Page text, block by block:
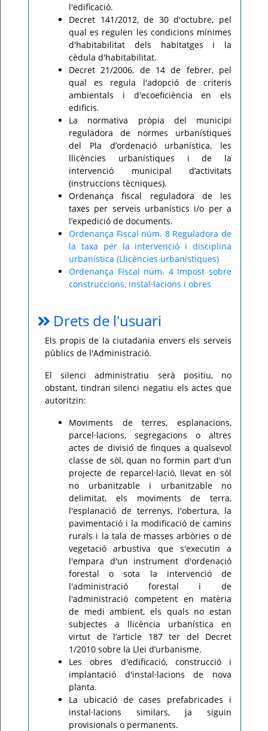
l'edificació.
Decret 141/2012, de 30 d'octubre, pel
qual es regulen les condicions mínimes
d'habitabilitat dels habitatges i la
cèdula d'habitabilitat.
Decret 21/2006, de 14 de febrer, pel
qual es regula l'adopció de criteris
ambientals i d'ecoeficiència en els
edificis.
La normativa pròpia del municipi
reguladora de normes urbanístiques
del Pla d’ordenació urbanística, les
llicències urbanístiques i de la
intervenció municipal d’activitats
(instruccions tècniques).
Ordenança fiscal reguladora de les
taxes per serveis urbanístics i/o per a
l’expedició de documents.
Ordenança Fiscal núm. 8 Reguladora de
la taxa per la intervenció i disciplina
urbanística (Llicències urbanístiques)
Ordenança Fiscal núm. 4 Impost sobre
construccions, instal·lacions i obres
Drets de l'usuari
Els propis de la ciutadania envers els serveis
públics de l'Administració.
El silenci administratiu serà positiu, no
obstant, tindran silenci negatiu els actes que
autoritzin:
Moviments de terres, esplanacions,
parcel·lacions, segregacions o altres
actes de divisió de finques a qualsevol
classe de sòl, quan no formin part d'un
projecte de reparcel·lació, llevat en sòl
no urbanitzable i urbanitzable no
delimitat, els moviments de terra,
l'esplanació de terrenys, l'obertura, la
pavimentació i la modificació de camins
rurals i la tala de masses arbòries o de
vegetació arbustiva que s'executin a
l'empara d'un instrument d'ordenació
forestal o sota la intervenció de
l'administració forestal i de
l'administració competent en matèria
de medi ambient, els quals no estan
subjectes a llicència urbanística en
virtut de l’article 187 ter del Decret
1/2010 sobre la Llei d’urbanisme.
Les obres d'edificació, construcció i
implantació d'instal·lacions de nova
planta.
La ubicació de cases prefabricades i
instal·lacions similars, ja siguin
provisionals o permanents.